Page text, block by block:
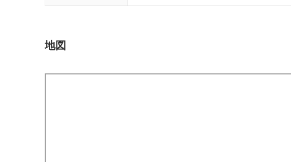
地図